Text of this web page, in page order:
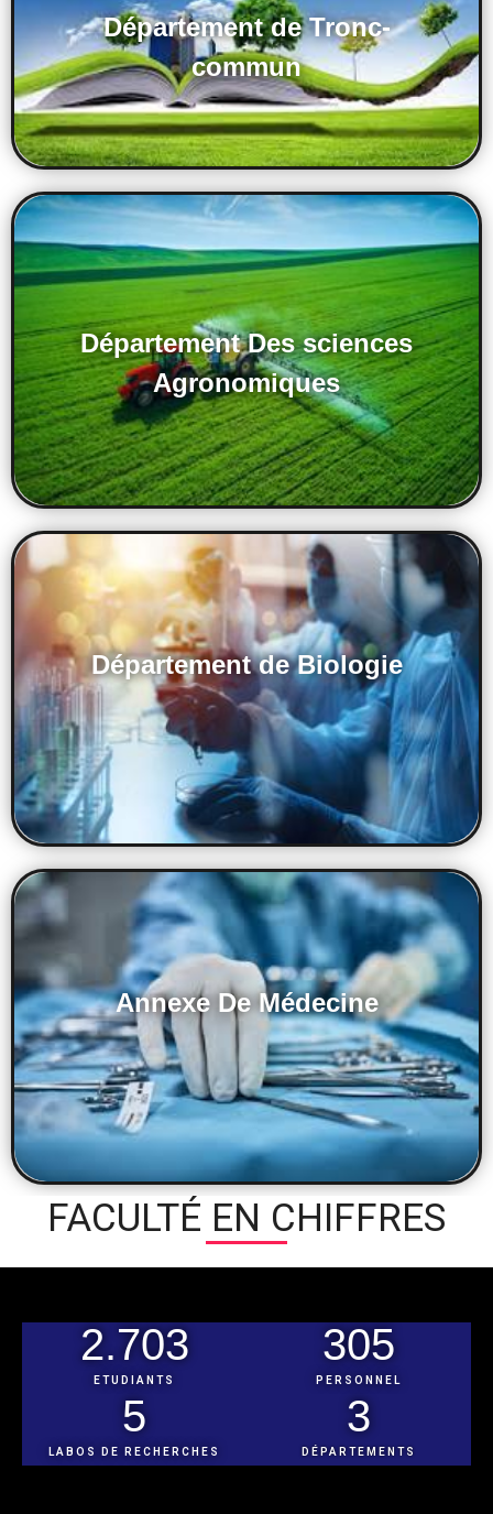
Département de Tronc-
commun
Département Des sciences
Agronomiques
Département de Biologie
Annexe De Médecine
FACULTÉ EN CHIFFRES
2.703
ETUDIANTS
305
PERSONNEL
5
LABOS DE RECHERCHES
3
DÉPARTEMENTS